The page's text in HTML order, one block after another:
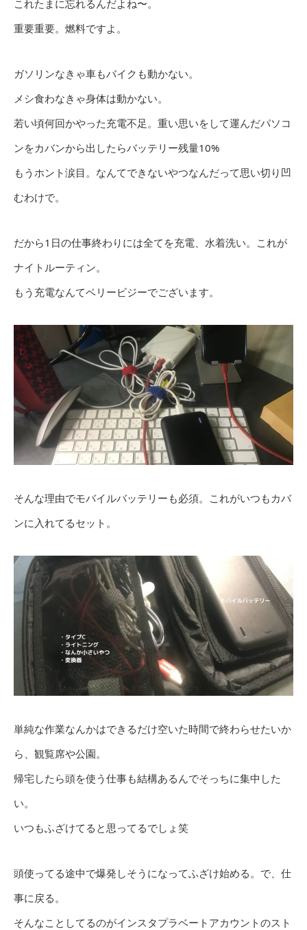
これたまに忘れるんだよね〜。
重要重要。燃料ですよ。
ガソリンなきゃ車もバイクも動かない。
メシ食わなきゃ身体は動かない。
若い頃何回かやった充電不足。重い思いをして運んだパソコ
ンをカバンから出したらバッテリー残量10%
もうホント涙目。なんてできないやつなんだって思い切り凹
むわけで。
だから1日の仕事終わりには全てを充電、水着洗い。これが
ナイトルーティン。
もう充電なんてベリービジーでございます。
そんな理由でモバイルバッテリーも必須。これがいつもカバ
ンに入れてるセット。
単純な作業なんかはできるだけ空いた時間で終わらせたいか
ら、観覧席や公園。
帰宅したら頭を使う仕事も結構あるんでそっちに集中した
い。
いつもふざけてると思ってるでしょ笑
頭使ってる途中で爆発しそうになってふざけ始める。で、仕
事に戻る。
そんなことしてるのがインスタプラベートアカウントのスト